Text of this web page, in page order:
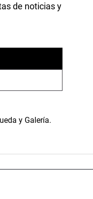
de noticias y
y Galería.